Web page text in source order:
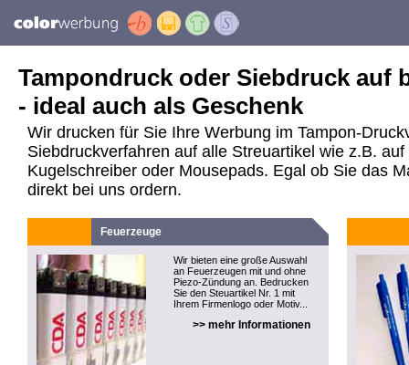
Tampondruck oder Siebdruck auf
- ideal auch als Geschenk
Wir drucken für Sie Ihre Werbung im Tampon-
Siebdruckverfahren auf alle Streuartikel wie z.B.
Kugelschreiber oder Mousepads. Egal ob Sie das
direkt bei uns ordern.
Feuerzeuge
Wir bieten eine große Auswahl
an Feuerzeugen mit und ohne
Piezo-Zündung an. Bedrucken
Sie den Steuartikel Nr. 1 mit
Ihrem Firmenlogo oder Motiv...
>> mehr Informationen